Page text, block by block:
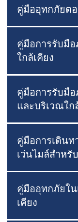
คู่มืออุทกภัยต
คู่มือการรับมื
ใกล้เคียง
คู่มือการรับมื
และบริเวณใก
คู่มือการเดินท
เว่นไมล์สำห
คู่มืออุทกภัยใ
เคียง